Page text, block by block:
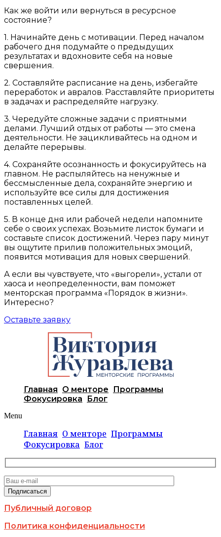
Как же войти или вернуться в ресурсное
состояние?
1. Начинайте день с мотивации. Перед началом
рабочего дня подумайте о предыдущих
результатах и вдохновите себя на новые
свершения.
2. Составляйте расписание на день, избегайте
переработок и авралов. Расставляйте приоритеты
в задачах и распределяйте нагрузку.
3. Чередуйте сложные задачи с приятными
делами. Лучший отдых от работы — это смена
деятельности. Не зацикливайтесь на одном и
делайте перерывы.
4. Сохраняйте осознанность и фокусируйтесь на
главном. Не распыляйтесь на ненужные и
бессмысленные дела, сохраняйте энергию и
используйте все силы для достижения
поставленных целей.
5. В конце дня или рабочей недели напомните
себе о своих успехах. Возьмите листок бумаги и
составьте список достижений. Через пару минут
вы ощутите прилив положительных эмоций,
появится мотивация для новых свершений.
А если вы чувствуете, что «выгорели», устали от
хаоса и неопределенности, вам поможет
менторская программа «Порядок в жизни».
Интересно?
Оставьте заявку
Главная О менторе
Программы
Фокусировка
Блог
Menu
Главная О менторе Программы
Фокусировка Блог
Публичный договор
Политика конфиденциальности